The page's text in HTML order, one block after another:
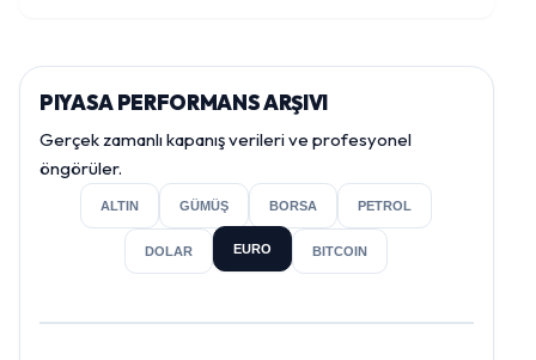
PIYASA PERFORMANS ARŞIVI
Gerçek zamanlı kapanış verileri ve profesyonel
öngörüler.
ALTIN GÜMÜŞ BORSA PETROL
DOLAR EURO BITCOIN